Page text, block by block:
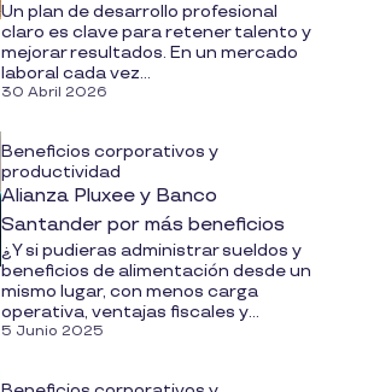
Un plan de desarrollo profesional
claro es clave para retener talento y
mejorar resultados. En un mercado
laboral cada vez...
30 Abril 2026
Beneficios corporativos y
productividad
Alianza Pluxee y Banco
Santander por más beneficios
¿Y si pudieras administrar sueldos y
beneficios de alimentación desde un
mismo lugar, con menos carga
operativa, ventajas fiscales y...
5 Junio 2025